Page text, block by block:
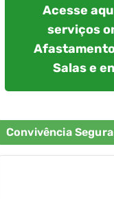
Acesse
serviços
Salas e
Convivência